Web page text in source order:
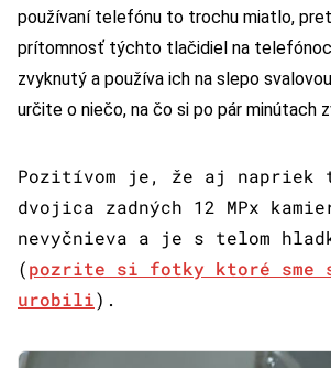
používaní telefónu to trochu miatlo,
prítomnosť týchto tlačidiel na
zvyknutý a používa ich na slepo
určite o niečo, na čo si po pár minútach
Pozitívom je, že aj napriek
dvojica zadných 12 MPx
nevyčnieva a je s telom
(pozrite si fotky ktoré sme
urobili).